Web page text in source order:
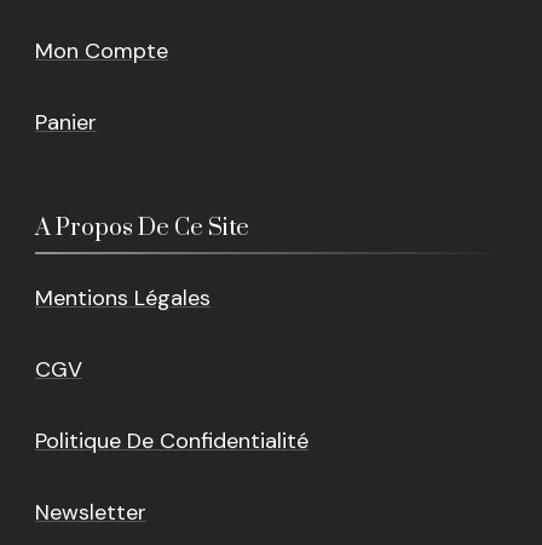
Mon Compte
Panier
A Propos De Ce Site
Mentions Légales
CGV
Politique De Confidentialité
Newsletter